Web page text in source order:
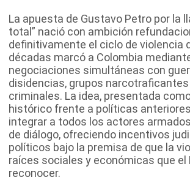
La apuesta de Gustavo Petro por la
total” nació con ambición
definitivamente el ciclo de violencia
décadas marcó a Colombia
negociaciones simultáneas con
disidencias, grupos
criminales. La idea, presentada
histórico frente a políticas
integrar a todos los actores
de diálogo, ofreciendo incentivos
políticos bajo la premisa de que la
raíces sociales y económicas que el
reconocer.